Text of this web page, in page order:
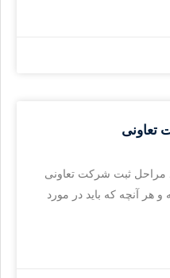
تعاونی
مراحل ثبت شرکت تعاونی
هر آنچه که باید در مورد